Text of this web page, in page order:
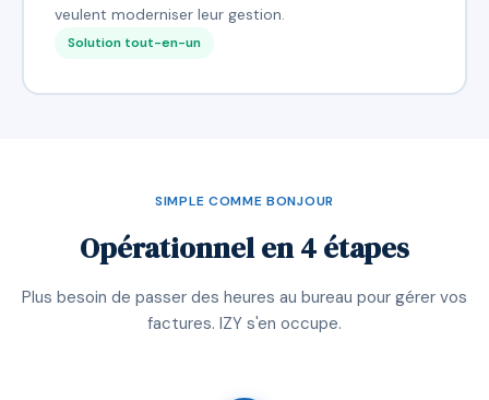
veulent moderniser leur gestion.
Solution tout-en-un
SIMPLE COMME BONJOUR
Opérationnel en 4 étapes
Plus besoin de passer des heures au bureau pour gérer vos
factures. IZY s'en occupe.